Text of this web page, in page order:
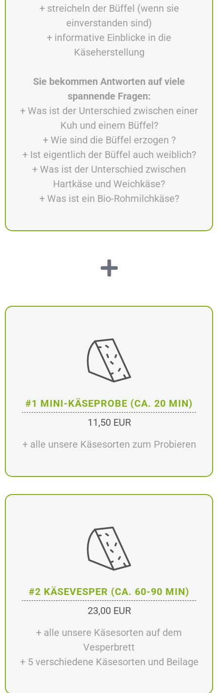
+ streicheln der Büffel (wenn sie
einverstanden sind)
+ informative Einblicke in die
Käseherstellung
Sie bekommen Antworten auf viele
spannende Fragen:
+ Was ist der Unterschied zwischen einer
Kuh und einem Büffel?
+ Wie sind die Büffel erzogen ?
+ Ist eigentlich der Büffel auch weiblich?
+ Was ist der Unterschied zwischen
Hartkäse und Weichkäse?
+ Was ist ein Bio-Rohmilchkäse?
#1 MINI-KÄSEPROBE (CA. 20 MIN)
11,50 EUR
+ alle unsere Käsesorten zum Probieren
#2 KÄSEVESPER (CA. 60-90 MIN)
23,00 EUR
+ alle unsere Käsesorten auf dem
Vesperbrett
+ 5 verschiedene Käsesorten und Beilage